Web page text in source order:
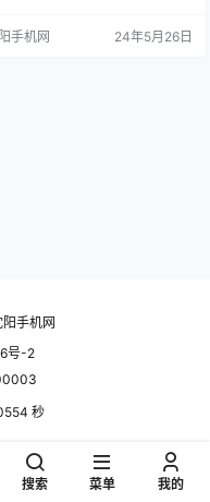
引力的设计语言在阵容的其他
手机网 24年5月26日
阳手机网
号-2
秒
搜索 菜单 我的